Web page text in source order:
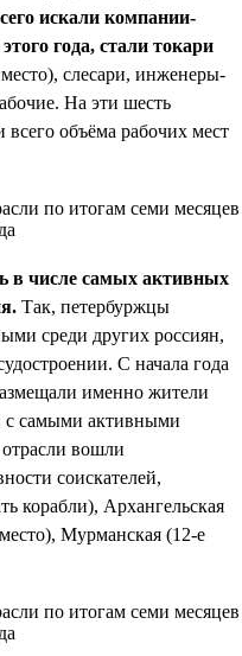
искали компании-
года, стали токари
слесари, инженеры-
На эти шесть
всего объёма рабочих мест
в числе самых активных
Так, петербуржцы
среди других россиян,
С начала года
именно жители
с самыми активными
отрасли вошли
соискателей,
корабли), Архангельская
Мурманская (12-е